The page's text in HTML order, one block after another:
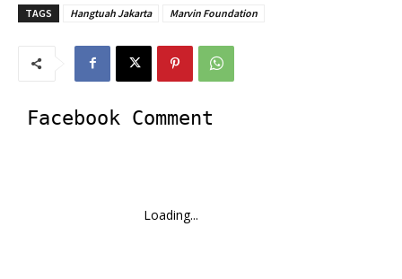
TAGS Hangtuah Jakarta Marvin Foundation
Facebook Comment
Loading...